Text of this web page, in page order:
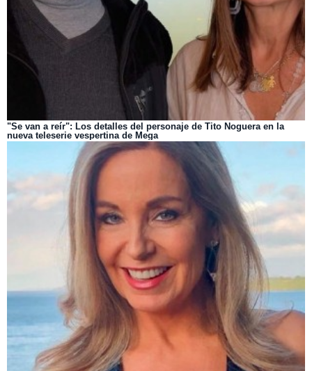
"Se van a reír": Los detalles del personaje de Tito Noguera en la
nueva teleserie vespertina de Mega